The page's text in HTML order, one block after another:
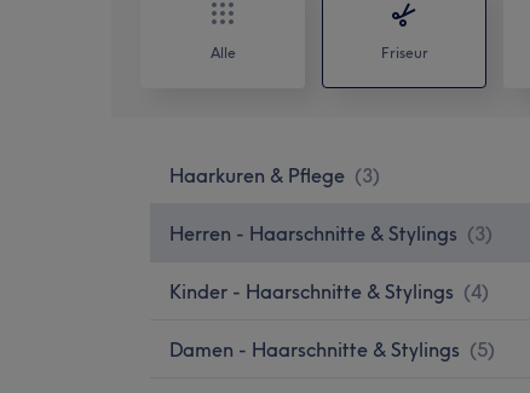
Alle Friseur
Haarkuren & Pflege (3)
Herren - Haarschnitte & Stylings (3)
Kinder - Haarschnitte & Stylings (4)
Damen - Haarschnitte & Stylings (5)